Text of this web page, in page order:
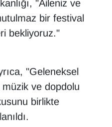
"Aileniz ve
bir festival
bekliyoruz."
"Geleneksel
ve dopdolu
birlikte